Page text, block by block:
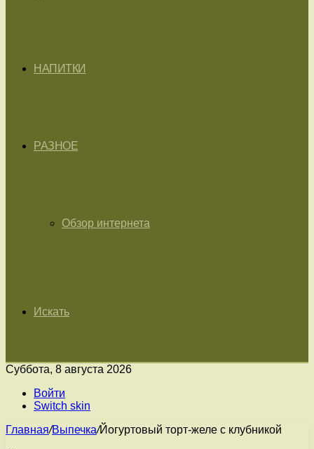
НАПИТКИ
РАЗНОЕ
Обзор интернета
Искать
Суббота, 8 августа 2026
Войти
Switch skin
Главная/Выпечка/Йогуртовый торт-желе с клубникой